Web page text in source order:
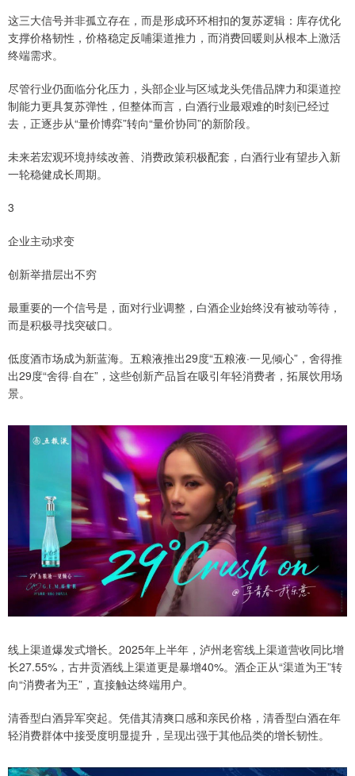
这三大信号并非孤立存在，而是形成环环相扣的复苏逻辑：库存优化
支撑价格韧性，价格稳定反哺渠道推力，而消费回暖则从根本上激活
终端需求。
尽管行业仍面临分化压力，头部企业与区域龙头凭借品牌力和渠道控
制能力更具复苏弹性，但整体而言，白酒行业最艰难的时刻已经过
去，正逐步从“量价博弈”转向“量价协同”的新阶段。
未来若宏观环境持续改善、消费政策积极配套，白酒行业有望步入新
一轮稳健成长周期。
3
企业主动求变
创新举措层出不穷
最重要的一个信号是，面对行业调整，白酒企业始终没有被动等待，
而是积极寻找突破口。
低度酒市场成为新蓝海。五粮液推出29度“五粮液·一见倾心”，舍得推
出29度“舍得·自在”，这些创新产品旨在吸引年轻消费者，拓展饮用场
景。
线上渠道爆发式增长。2025年上半年，泸州老窖线上渠道营收同比增
长27.55%，古井贡酒线上渠道更是暴增40%。酒企正从“渠道为王”转
向“消费者为王”，直接触达终端用户。
清香型白酒异军突起。凭借其清爽口感和亲民价格，清香型白酒在年
轻消费群体中接受度明显提升，呈现出强于其他品类的增长韧性。